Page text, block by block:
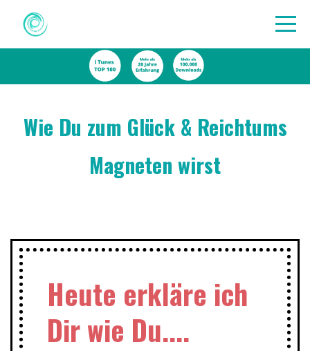
Wie Du zum Glück & Reichtums
Magneten wirst
Heute erkläre ich
Dir wie Du....